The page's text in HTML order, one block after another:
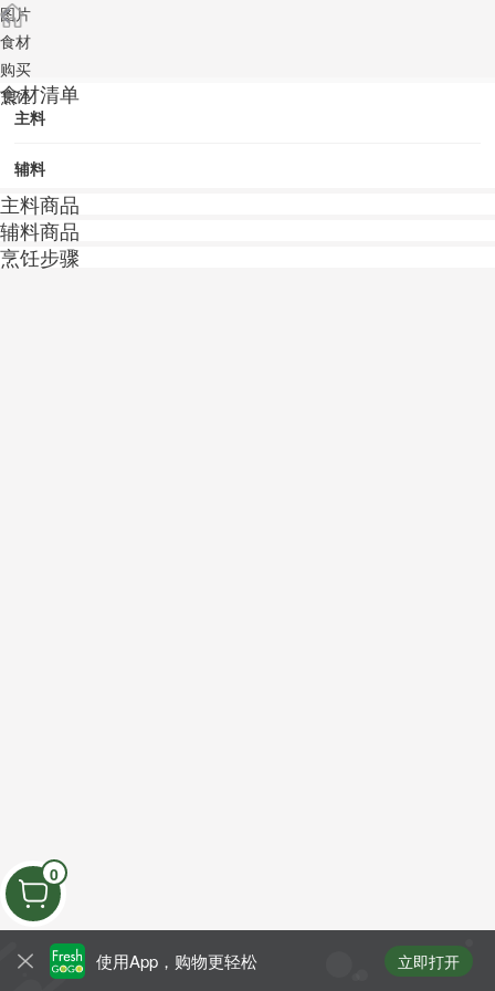
图片
食材
购买
烹饪
食材清单
主料
辅料
主料商品
辅料商品
烹饪步骤
0
使用App，购物更轻松 立即打开